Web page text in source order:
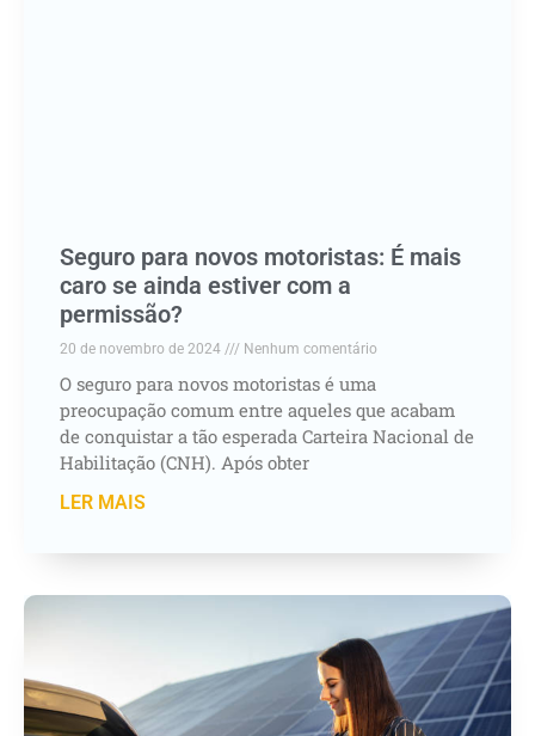
Seguro para novos motoristas: É mais
caro se ainda estiver com a
permissão?
20 de novembro de 2024 Nenhum comentário
O seguro para novos motoristas é uma
preocupação comum entre aqueles que acabam
de conquistar a tão esperada Carteira Nacional de
Habilitação (CNH). Após obter
LER MAIS